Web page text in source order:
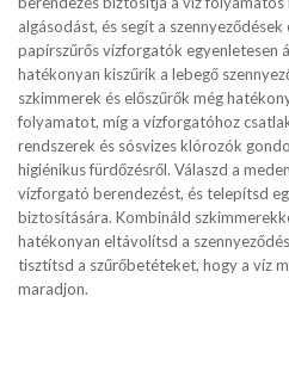
algásodást, és segít a
papírszűrős vízforgatók egyenletesen
hatékonyan kiszűrik a lebegő
szkimmerek és előszűrők még
folyamatot, míg a vízforgatóhoz
rendszerek és sósvizes klórozók
higiénikus fürdőzésről. Válaszd a
vízforgató berendezést, és telepítsd
biztosítására. Kombináld
hatékonyan eltávolítsd a
tisztítsd a szűrőbetéteket, hogy a víz
maradjon.